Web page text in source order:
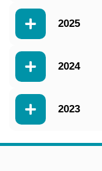
2025
2024
2023